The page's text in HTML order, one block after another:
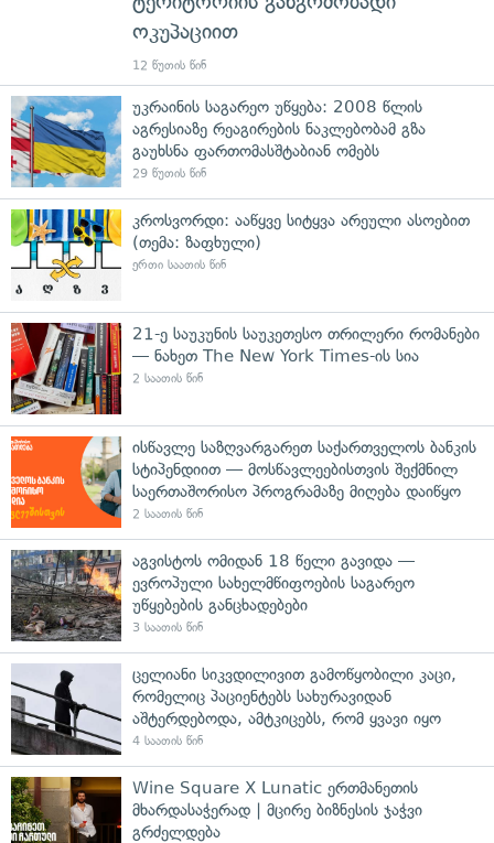
ოკუპაციით
12 წუთის წინ
უკრაინის საგარეო უწყება: 2008 წლის
აგრესიაზე რეაგირების ნაკლებობამ გზა
გაუხსნა ფართომასშტაბიან ომებს
29 წუთის წინ
კროსვორდი: ააწყვე სიტყვა არეული ასოებით
(თემა: ზაფხული)
ერთი საათის წინ
21-ე საუკუნის საუკეთესო თრილერი რომანები
— ნახეთ The New York Times-ის სია
2 საათის წინ
ისწავლე საზღვარგარეთ საქართველოს ბანკის
სტიპენდიით — მოსწავლეებისთვის შექმნილ
საერთაშორისო პროგრამაზე მიღება დაიწყო
2 საათის წინ
აგვისტოს ომიდან 18 წელი გავიდა —
ევროპული სახელმწიფოების საგარეო
უწყებების განცხადებები
3 საათის წინ
ცელიანი სიკვდილივით გამოწყობილი კაცი,
რომელიც პაციენტებს სახურავიდან
აშტერდებოდა, ამტკიცებს, რომ ყვავი იყო
4 საათის წინ
Wine Square X Lunatic ერთმანეთის
მხარდასაჭერად | მცირე ბიზნესის ჯაჭვი
გრძელდება